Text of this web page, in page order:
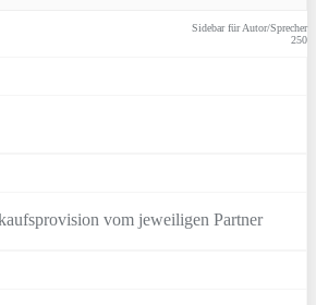
Sidebar für Autor/Sprecher
250
vom jeweiligen Partner